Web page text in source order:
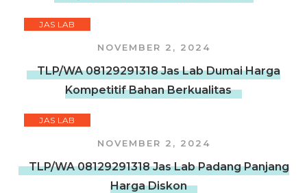
JAS LAB
NOVEMBER 2, 2024
TLP/WA 08129291318 Jas Lab Dumai Harga
Kompetitif Bahan Berkualitas
JAS LAB
NOVEMBER 2, 2024
TLP/WA 08129291318 Jas Lab Padang Panjang
Harga Diskon